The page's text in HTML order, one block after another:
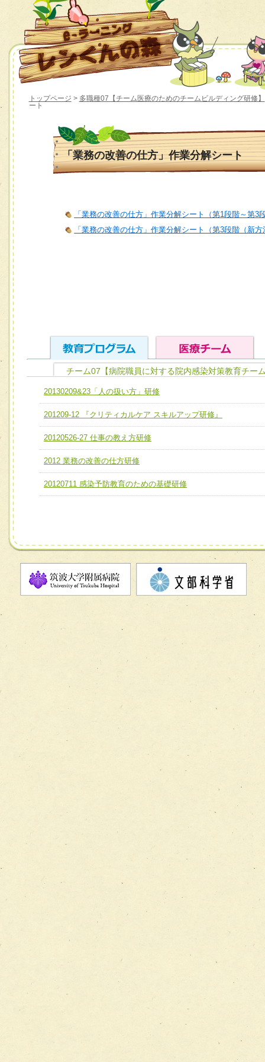
トップページ > 多職種07【チーム医療のためのチームビルディング研修】
ート
「業務の改善の仕方」作業分解シート
「業務の改善の仕方」作業分解シート（第1段階～第3
「業務の改善の仕方」作業分解シート（第3段階（新
ユニット１ 医療人としての基礎能力
全人的医療を実践する医療人として、必要な基礎能力を身
ける
ユニット２ チーム医療構成力
必要に応じて柔軟に医療チームを組織し、強調できる
ユニット３ 多職種連携力
他職種の視点とスキルを学び、相互理解と連携を深める
チーム01【病院内横断的問題解決チーム】
チーム02【地域医療連携推進による高度医療を必要とする
宅患者等支援チーム】
チーム03【癌患者服薬サポートチーム】
チーム04【口腔ケアチーム】
チーム07【病院職員に対する院内感染対策教育チーム】
チーム08【地域関係機関と連携した小児リハビリテーショ
チーム】
チーム09【術前から始める周術期リハビリテーションチー
チーム10【包括的リハビリテーションコンサルテーション
チーム11【摂食・嚥下サポートチーム】
チーム07【病院職員に対する院内感染対策教育チー
20130209&23「人の扱い方」研修
201209-12 『クリティカルケア スキルアップ研修』
20120526-27 仕事の教え方研修
2012 業務の改善の仕方研修
20120711 感染予防教育のための基礎研修